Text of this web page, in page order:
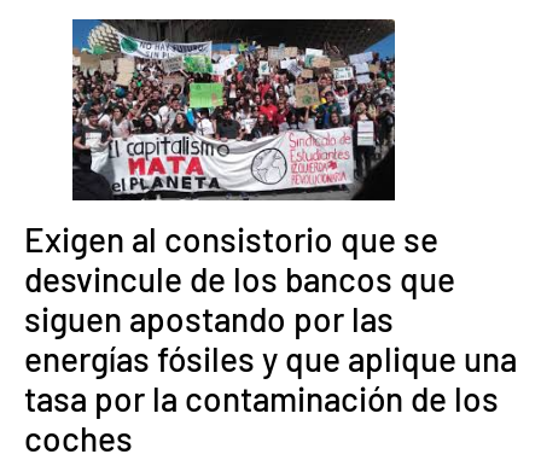
Exigen al consistorio que se
desvincule de los bancos que
siguen apostando por las
energías fósiles y que aplique una
tasa por la contaminación de los
coches